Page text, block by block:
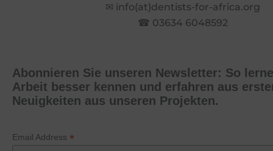
✉ info(at)dentists-for-africa.org
☎ 03634 6048592
Abonnieren Sie unseren Newsletter: So
Arbeit besser kennen und erfahren aus
Neuigkeiten aus unseren Projekten.
Email Address *